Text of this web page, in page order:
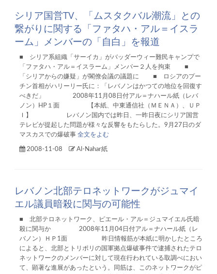
シリア国営TV、「ムスタクバル潮流」との
繋がりに関する「ファタハ・アル＝イスラ
ーム」メンバーの「自白」を報道
■ シリア系組織「サーイカ」がバッダーウィー難民キャンプで
「ファタハ・アル＝イスラーム」メンバー２人を拘束 ■
「シリアからの嫌疑」が閣僚会議の議題に ■ ロシアのプー
チン首相がハリーリー氏に：「レバノンはかつての地位を回復す
べきだ」 2008年11月08日付アル＝ナハール紙（レバ
ノン）HP１面 【本紙、中東通信社（ＭＥＮＡ）、ＵＰ
Ｉ】 レバノン国内では昨日、一昨日夜にシリア国営
テレビが提起した問題が様々な反響をもたらした。9月27日のダ
マスカスでの爆破事 全文をよむ
2008-11-08 Al-Nahar紙
レバノン北部テロネットワークがジュマイ
エル議員暗殺に関与の可能性
■ 北部テロネットワーク、ピエール・アル＝ジュマイエル氏暗
殺に関与か 2008年11月04日付アル＝ナハール紙（レ
バノン）ＨＰ1面 昨日情報筋が本紙に明かしたところ
によると、北部とトリポリの国軍拠点爆破事件で逮捕されたテロ
ネットワークのメンバーに対して現在行われている取調べにおい
て、顕著な進展があったという。同筋は、このネットワークがピ